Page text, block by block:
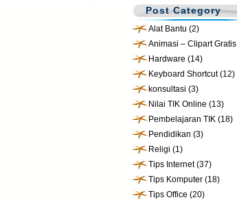
Post Category
Alat Bantu (2)
Animasi – Clipart Gratis
Hardware (14)
Keyboard Shortcut(12)
konsultasi (3)
Nilai TIK Online (13)
Pembelajaran TIK (18)
Pendidikan (3)
Religi (1)
Tips Internet(37)
Tips Komputer (18)
Tips Office (20)